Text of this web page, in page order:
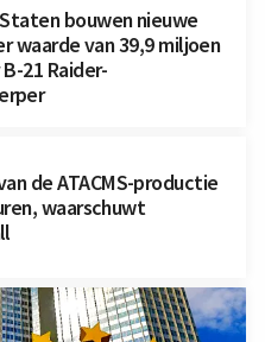
bouwen nieuwe
waarde van 39,9 miljoen
21 Raider-
de ATACMS-productie
waarschuwt